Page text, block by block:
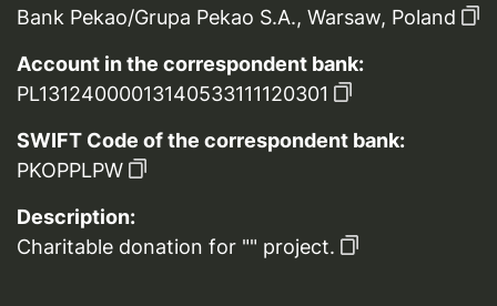
Bank Pekao/Grupa Pekao S.A., Warsaw, Poland
Account in the correspondent bank:
PL13124000013140533111120301
SWIFT Code of the correspondent bank:
PKOPPLPW
Description:
Charitable donation for "" project.